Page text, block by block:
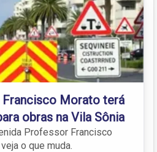
Morato terá
obras na Vila Sônia
Professor Francisco
o que muda.